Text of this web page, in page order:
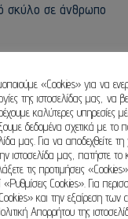
σκύλο σε άνθρωπο
«Cookies» για να
της ιστοσελίδας μας, να
καλύτερες υπηρεσίες
δεδομένα σχετικά με το
μας. Για να αποδεχθείτε
ιστοσελίδα μας, πατήστε
τις προτιμήσεις
«Ρυθμίσεις Cookies». Για
και την εξαίρεση των
Απορρήτου της